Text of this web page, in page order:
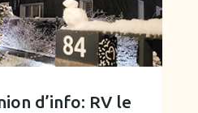
d’info: RV le